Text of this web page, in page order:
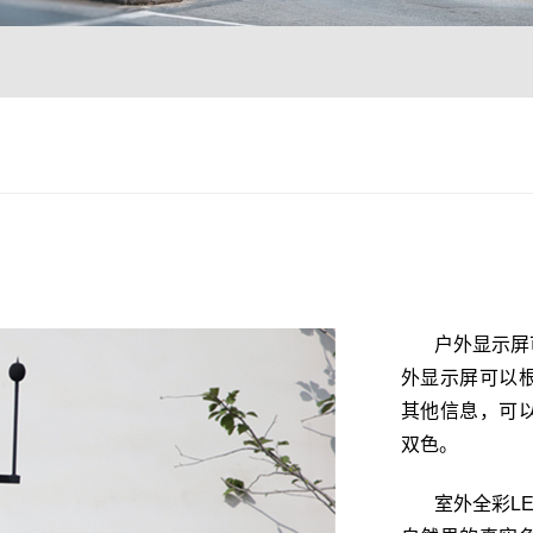
户外显示
外显示屏可以
其他信息，可
双色。
室外全彩